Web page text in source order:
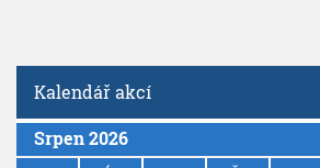
Kalendář akcí
P
Srpen 2026